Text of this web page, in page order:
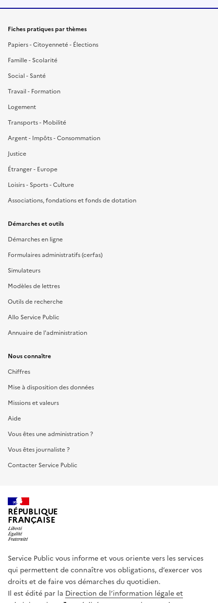
Fiches pratiques par thèmes
Papiers - Citoyenneté - Élections
Famille - Scolarité
Social - Santé
Travail - Formation
Logement
Transports - Mobilité
Argent - Impôts - Consommation
Justice
Étranger - Europe
Loisirs - Sports - Culture
Associations, fondations et fonds de dotation
Démarches et outils
Démarches en ligne
Formulaires administratifs (cerfas)
Simulateurs
Modèles de lettres
Outils de recherche
Allo Service Public
Annuaire de l'administration
Nous connaître
Chiffres
Mise à disposition des données
Missions et valeurs
Aide
Vous êtes une administration ?
Vous êtes journaliste ?
Contacter Service Public
RÉPUBLIQUE
FRANÇAISE
Service Public vous informe et vous oriente vers les services
qui permettent de connaître vos obligations, d’exercer vos
droits et de faire vos démarches du quotidien.
Il est édité par la Direction de l’information légale et